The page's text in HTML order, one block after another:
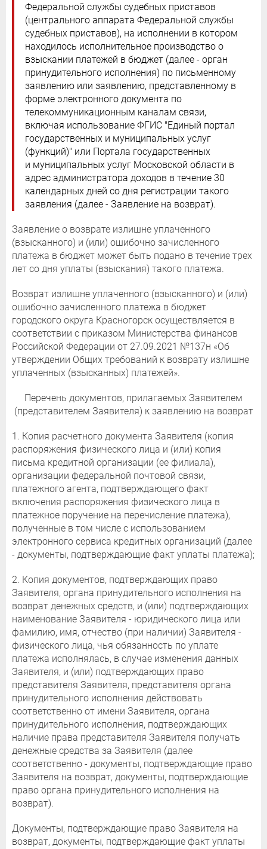
Федеральной службы судебных приставов
(центрального аппарата Федеральной службы
судебных приставов), на исполнении в котором
находилось исполнительное производство о
взыскании платежей в бюджет (далее - орган
принудительного исполнения) по письменному
заявлению или заявлению, представленному в
форме электронного документа по
телекоммуникационным каналам связи,
включая использование ФГИС "Единый портал
государственных и муниципальных услуг
(функций)" или Портала государственных
и муниципальных услуг Московской области в
адрес администратора доходов в течение 30
календарных дней со дня регистрации такого
заявления (далее - Заявление на возврат).
Заявление о возврате излишне уплаченного
(взысканного) и (или) ошибочно зачисленного
платежа в бюджет может быть подано в течение трех
лет со дня уплаты (взыскания) такого платежа.
Возврат излишне уплаченного (взысканного) и (или)
ошибочно зачисленного платежа в бюджет
городского округа Красногорск осуществляется в
соответствии с приказом Министерства финансов
Российской Федерации от 27.09.2021 №137н «Об
утверждении Общих требований к возврату излишне
уплаченных (взысканных) платежей».
Перечень документов, прилагаемых Заявителем
(представителем Заявителя) к заявлению на возврат
1. Копия расчетного документа Заявителя (копия
распоряжения физического лица и (или) копия
письма кредитной организации (ее филиала),
организации федеральной почтовой связи,
платежного агента, подтверждающего факт
включения распоряжения физического лица в
платежное поручение на перечисление платежа),
полученные в том числе с использованием
электронного сервиса кредитных организаций (далее
- документы, подтверждающие факт уплаты платежа);
2. Копия документов, подтверждающих право
Заявителя, органа принудительного исполнения на
возврат денежных средств, и (или) подтверждающих
наименование Заявителя - юридического лица или
фамилию, имя, отчество (при наличии) Заявителя -
физического лица, чья обязанность по уплате
платежа исполнялась, в случае изменения данных
Заявителя, и (или) подтверждающих право
представителя Заявителя, представителя органа
принудительного исполнения действовать
соответственно от имени Заявителя, органа
принудительного исполнения, подтверждающих
наличие права представителя Заявителя получать
денежные средства за Заявителя (далее
соответственно - документы, подтверждающие право
Заявителя на возврат, документы, подтверждающие
право органа принудительного исполнения на
возврат).
Документы, подтверждающие право Заявителя на
возврат, документы, подтверждающие факт уплаты